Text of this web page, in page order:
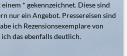
* gekennzeichnet. Diese sind
nur ein Angebot. Pressereisen sind
ich Rezensionsexemplare von
das ebenfalls deutlich.